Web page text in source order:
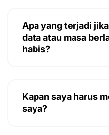
Apa yang terjadi
data atau masa
habis?
Kapan saya harus
saya?